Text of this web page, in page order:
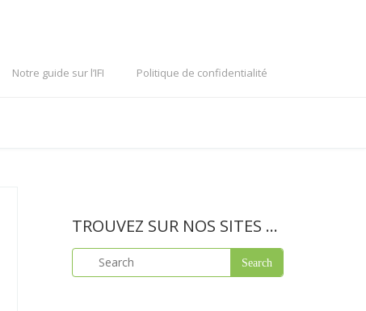
Notre guide sur l’IFI Politique de confidentialité
TROUVEZ SUR NOS SITES …